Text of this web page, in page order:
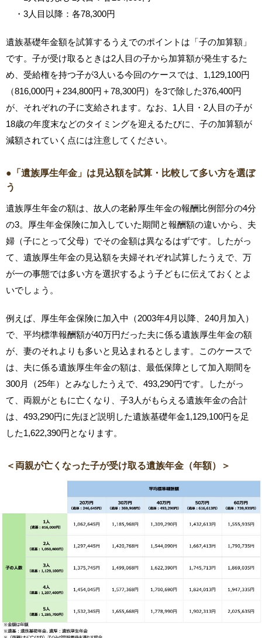
・3人目以降：各78,300円
遺族基礎年金額を試算するうえでのポイントは「子の加算額」
です。子が受け取るときは2人目の子から加算額が発生するた
め、受給権を持つ子が3人いる今回のケースでは、1,129,100円
（816,000円＋234,800円＋78,300円）を3で除した376,400円
が、それぞれの子に支給されます。なお、1人目・2人目の子が
18歳の年度末などのタイミングを迎えるたびに、子の加算額が
減額されていく点には注意してください。
●「遺族厚生年金」は見込額を試算・比較して多い方を選ぼ
う
遺族厚生年金の額は、故人の老齢厚生年金の報酬比例部分の4分
の3。厚生年金保険に加入していた期間と報酬額の違いから、夫
婦（子にとって父母）でその金額は異なるはずです。したがっ
て、遺族厚生年金の見込額を夫婦それぞれ試算したうえで、万
が一の事態では多い方を選択するよう子どもに伝えておくとよ
いでしょう。
例えば、厚生年金保険に加入中（2003年4月以降、240月加入）
で、平均標準報酬額が40万円だった夫に係る遺族厚生年金の額
が、妻のそれよりも多いと見込まれるとします。このケースで
は、夫に係る遺族厚生年金の額は、最低保障として加入期間を
300月（25年）とみなしたうえで、493,290円です。したがっ
て、両親がともに亡くなり、子3人がもらえる遺族年金の合計
は、493,290円に先ほど説明した遺族基礎年金1,129,100円を足
した1,622,390円となります。
＜両親が亡くなった子が受け取る遺族年金（年額）＞